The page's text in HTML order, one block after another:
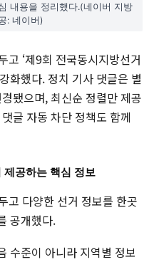
내용을 정리했다.(네이버 지방
: 네이버)
‘제9회 전국동시지방선거
화했다. 정치 기사 댓글은 별
됐으며, 최신순 정렬만 제공
글 자동 차단 정책도 함께
제공하는 핵심 정보
고 다양한 선거 정보를 한곳
공개했다.
수준이 아니라 지역별 정보